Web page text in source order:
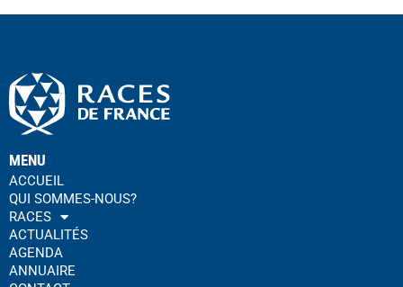
MENU
ACCUEIL
QUI SOMMES-NOUS?
RACES
ACTUALITÉS
AGENDA
ANNUAIRE